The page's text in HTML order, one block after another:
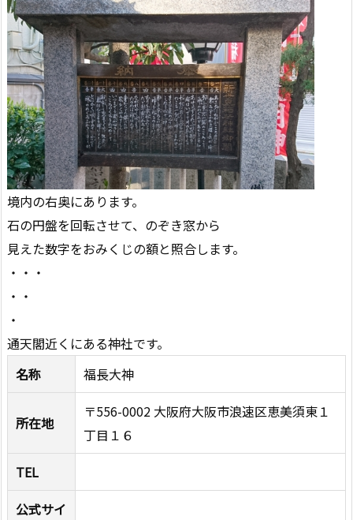
境内の右奥にあります。
石の円盤を回転させて、のぞき窓から
見えた数字をおみくじの額と照合します。
・・・
・・
・
通天閣近くにある神社です。
名称
福長大神
所在地
〒556-0002 大阪府大阪市浪速区恵美須東１
丁目１６
TEL
公式サイ